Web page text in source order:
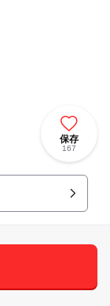
保存
167